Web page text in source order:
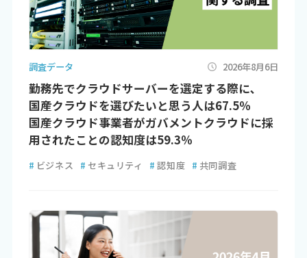
調査データ 2026年8月6日
勤務先でクラウドサーバーを選定する際に､
国産クラウドを選びたいと思う人は67.5％
国産クラウド事業者がガバメントクラウドに採
用されたことの認知度は59.3％
# ビジネス # セキュリティ # 認知度 # 共同調査